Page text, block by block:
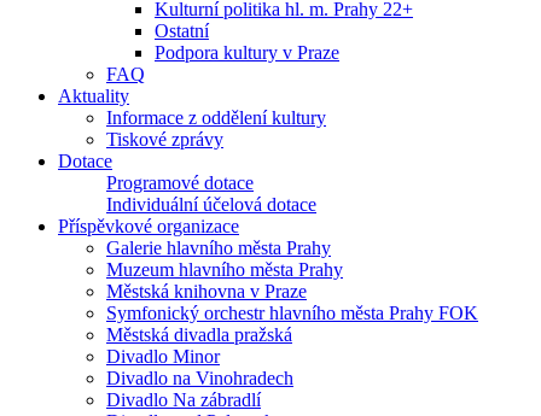
Kulturní politika hl. m. Prahy 22+
Ostatní
Podpora kultury v Praze
FAQ
Aktuality
Informace z oddělení kultury
Tiskové zprávy
Dotace
Programové dotace
Individuální účelová dotace
Příspěvkové organizace
Galerie hlavního města Prahy
Muzeum hlavního města Prahy
Městská knihovna v Praze
Symfonický orchestr hlavního města Prahy FOK
Městská divadla pražská
Divadlo Minor
Divadlo na Vinohradech
Divadlo Na zábradlí